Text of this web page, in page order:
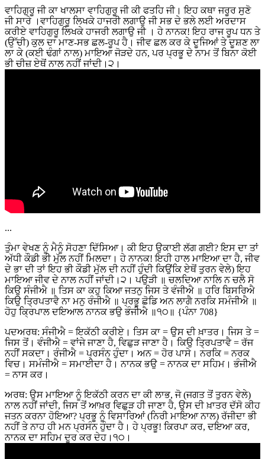
ਵਾਹਿਗੁਰੂ ਜੀ ਕਾ ਖਾਲਸਾ ਵਾਹਿਗੁਰੂ ਜੀ ਕੀ ਫਤਹਿ ਜੀ। ਇਹ ਕਥਾ ਜਰੂਰ ਸੁਣੋ
ਜੀ ਸਾਰੇ ।ਵਾਹਿਗੁਰੂ ਲਿਖਕੇ ਹਾਜਰੀ ਲਗਾਉ ਜੀ ਸਭ ਦੇ ਭਲੇ ਲਈ ਅਰਦਾਸ
ਕਰੀਏ ਵਾਹਿਗੁਰੂ ਲਿਖਕੇ ਹਾਜਰੀ ਲਗਾਉ ਜੀ । ਹੇ ਨਾਨਕ! ਇਹ ਰਾਜ ਰੂਪ ਧਨ ਤੇ
(ਉੱਚੀ) ਕੁਲ ਦਾ ਮਾਣ-ਸਭ ਛਲ-ਰੂਪ ਹੈ। ਜੀਵ ਛਲ ਕਰ ਕੇ ਦੂਜਿਆਂ ਤੇ ਦੂਸ਼ਣ ਲਾ
ਲਾ ਕੇ (ਕਈ ਢੰਗਾਂ ਨਾਲ) ਮਾਇਆ ਜੋੜਦੇ ਹਨ, ਪਰ ਪ੍ਰਭੂ ਦੇ ਨਾਮ ਤੋਂ ਬਿਨਾ ਕੋਈ
ਭੀ ਚੀਜ਼ ਏਥੋਂ ਨਾਲ ਨਹੀਂ ਜਾਂਦੀ।੨।
...
ਤੁੰਮਾ ਵੇਖਣ ਨੂੰ ਮੈਨੂੰ ਸੋਹਣਾ ਦਿੱਸਿਆ। ਕੀ ਇਹ ਉਕਾਈ ਲੱਗ ਗਈ? ਇਸ ਦਾ ਤਾਂ
ਅੱਧੀ ਕੌਡੀ ਭੀ ਮੁੱਲ ਨਹੀਂ ਮਿਲਦਾ। ਹੇ ਨਾਨਕ! ਇਹੀ ਹਾਲ ਮਾਇਆ ਦਾ ਹੈ, ਜੀਵ
ਦੇ ਭਾ ਦੀ ਤਾਂ ਇਹ ਭੀ ਕੌਡੀ ਮੁੱਲ ਦੀ ਨਹੀਂ ਹੁੰਦੀ ਕਿਉਂਕਿ ਏਥੋਂ ਤੁਰਨ ਵੇਲੇ) ਇਹ
ਮਾਇਆ ਜੀਵ ਦੇ ਨਾਲ ਨਹੀਂ ਜਾਂਦੀ।੨। ਪਉੜੀ ॥ ਚਲਦਿਆ ਨਾਲਿ ਨ ਚਲੈ ਸੋ
ਕਿਉ ਸੰਜੀਐ ॥ ਤਿਸ ਕਾ ਕਹੁ ਕਿਆ ਜਤਨੁ ਜਿਸ ਤੇ ਵੰਜੀਐ ॥ ਹਰਿ ਬਿਸਰਿਐ
ਕਿਉ ਤ੍ਰਿਪਤਾਵੈ ਨਾ ਮਨੁ ਰੰਜੀਐ ॥ ਪ੍ਰਭੂ ਛੋਡਿ ਅਨ ਲਾਗੈ ਨਰਕਿ ਸਮੰਜੀਐ ॥
ਹੋਹੁ ਕ੍ਰਿਪਾਲ ਦਇਆਲ ਨਾਨਕ ਭਉ ਭੰਜੀਐ ॥੧੦॥ {ਪੰਨਾ 708}
ਪਦਅਰਥ: ਸੰਜੀਐ = ਇਕੱਠੀ ਕਰੀਏ। ਤਿਸ ਕਾ = ਉਸ ਦੀ ਖ਼ਾਤਰ। ਜਿਸ ਤੇ =
ਜਿਸ ਤੋਂ। ਵੰਜੀਐ = ਵਾਂਜੇ ਜਾਣਾ ਹੈ, ਵਿਛੁੜ ਜਾਣਾ ਹੈ। ਕਿਉ ਤ੍ਰਿਪਤਾਵੈ = ਰੱਜ
ਨਹੀਂ ਸਕਦਾ। ਰੰਜੀਐ = ਪ੍ਰਸੰਨ ਹੁੰਦਾ। ਅਨ = ਹੋਰ ਪਾਸੇ। ਨਰਕਿ = ਨਰਕ
ਵਿਚ। ਸਮੰਜੀਐ = ਸਮਾਈਦਾ ਹੈ। ਨਾਨਕ ਭਉ = ਨਾਨਕ ਦਾ ਸਹਿਮ। ਭੰਜੀਐ
= ਨਾਸ ਕਰ।
ਅਰਥ: ਉਸ ਮਾਇਆ ਨੂੰ ਇਕੱਠੀ ਕਰਨ ਦਾ ਕੀ ਲਾਭ, ਜੋ (ਜਗਤ ਤੋਂ ਤੁਰਨ ਵੇਲੇ)
ਨਾਲ ਨਹੀਂ ਜਾਂਦੀ, ਜਿਸ ਤੋਂ ਆਖ਼ਰ ਵਿਛੁੜ ਹੀ ਜਾਣਾ ਹੈ, ਉਸ ਦੀ ਖ਼ਾਤਰ ਦੱਸੋ ਕੀਹ
ਜਤਨ ਕਰਨਾ ਹੋਇਆ? ਪ੍ਰਭੂ ਨੂੰ ਵਿਸਾਰਿਆਂ (ਨਿਰੀ ਮਾਇਆ ਨਾਲ) ਰੱਜੀਦਾ ਭੀ
ਨਹੀਂ ਤੇ ਨਾਹ ਹੀ ਮਨ ਪ੍ਰਸੰਨ ਹੁੰਦਾ ਹੈ। ਹੇ ਪ੍ਰਭੂ! ਕਿਰਪਾ ਕਰ, ਦਇਆ ਕਰ,
ਨਾਨਕ ਦਾ ਸਹਿਮ ਦੂਰ ਕਰ ਦੇਹ।੧੦।